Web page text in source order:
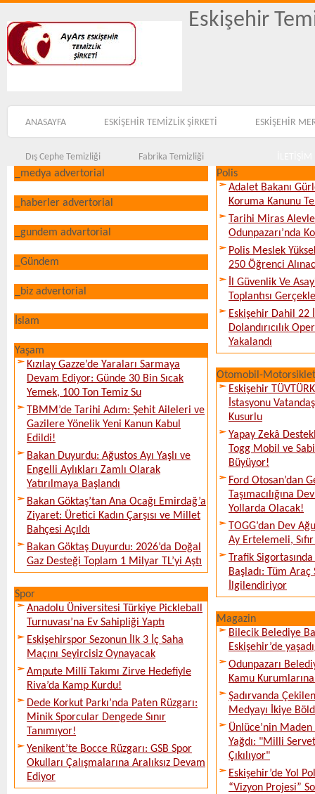
Eskişehir
ANASAYFA ESKİŞEHİR TEMİZLİK ŞİRKETİ ESKİŞEHİR
Dış Cephe Temizliği Fabrika Temizliği
_medya advertorial
_haberler advertorial
_gundem advartorial
_Gündem
_biz advertorial
İslam
Yaşam
Kızılay Gazze’de Yaraları Sarmaya
Devam Ediyor: Günde 30 Bin Sıcak
Yemek, 100 Ton Temiz Su
TBMM’de Tarihi Adım: Şehit Aileleri ve
Gazilere Yönelik Yeni Kanun Kabul
Edildi!
Bakan Duyurdu: Ağustos Ayı Yaşlı ve
Engelli Aylıkları Zamlı Olarak
Yatırılmaya Başlandı
Bakan Göktaş’tan Ana Ocağı Emirdağ’a
Ziyaret: Üretici Kadın Çarşısı ve Millet
Bahçesi Açıldı
Bakan Göktaş Duyurdu: 2026’da Doğal
Gaz Desteği Toplam 1 Milyar TL’yi Aştı
Spor
Anadolu Üniversitesi Türkiye Pickleball
Turnuvası’na Ev Sahipliği Yaptı
Eskişehirspor Sezonun İlk 3 İç Saha
Maçını Seyircisiz Oynayacak
Ampute Millî Takımı Zirve Hedefiyle
Riva’da Kamp Kurdu!
Dede Korkut Parkı’nda Paten Rüzgarı:
Minik Sporcular Dengede Sınır
Tanımıyor!
Yenikent’te Bocce Rüzgarı: GSB Spor
Okulları Çalışmalarına Aralıksız Devam
Ediyor
Polis
Adalet Bakanı
Koruma Kanunu
Tarihi Miras
Odunpazarı’nda
Polis Meslek
250 Öğrenci
İl Güvenlik Ve
Toplantısı
Eskişehir Dahil
Dolandırıcılık
Yakalandı
Otomobil-Motorsiklet
Eskişehir
İstasyonu
Kusurlu
Yapay Zekâ
Togg Mobil ve
Büyüyor!
Ford Otosan’dan
Taşımacılığına
Yollarda Olacak!
TOGG’dan Dev
Ay Ertelemeli,
Trafik
Başladı: Tüm
İlgilendiriyor
Magazin
Bilecik Belediye
Eskişehir’de
Odunpazarı
Kamu Kurumlarına
Şadırvanda
Medyayı İkiye
Ünlüce’nin Maden
Yağdı: "Milli
Çıkılıyor"
Eskişehir’de Yol
“Vizyon Projesi”